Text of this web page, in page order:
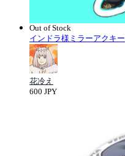
Out of Stock
インドラ様ミラーアクキー
花冷え
600 JPY